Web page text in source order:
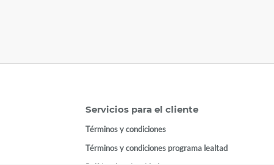
Servicios para el cliente
Términos y condiciones
Términos y condiciones programa lealtad